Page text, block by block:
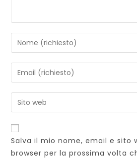
Inserisci
il
tuo
nome
nome
utente
per
commentare
Inserisci
il
tuo
indirizzo
per
commentare
Inserisci
l'URL
del
sito
web
(facoltativo)
Salva il mio nome, email e sito
browser per la prossima volta